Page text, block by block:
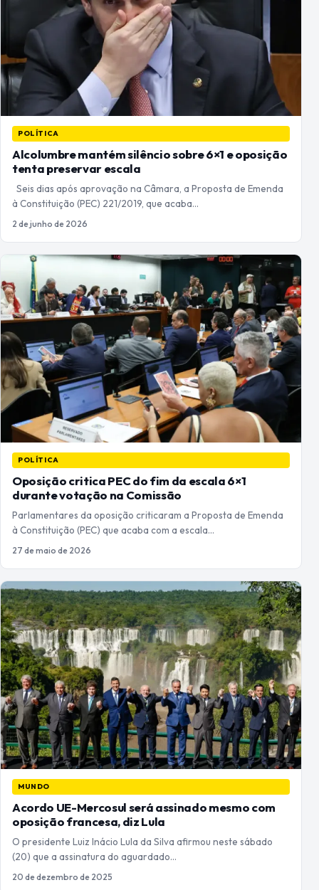
POLÍTICA
Alcolumbre mantém silêncio sobre 6×1 e oposição
tenta preservar escala
Seis dias após aprovação na Câmara, a Proposta de Emenda
à Constituição (PEC) 221/2019, que acaba…
2 de junho de 2026
POLÍTICA
Oposição critica PEC do fim da escala 6×1
durante votação na Comissão
Parlamentares da oposição criticaram a Proposta de Emenda
à Constituição (PEC) que acaba com a escala…
27 de maio de 2026
MUNDO
Acordo UE-Mercosul será assinado mesmo com
oposição francesa, diz Lula
O presidente Luiz Inácio Lula da Silva afirmou neste sábado
(20) que a assinatura do aguardado…
20 de dezembro de 2025